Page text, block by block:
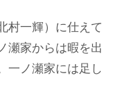
村一輝）に仕えて
瀬家からは暇を出
一ノ瀬家には足し